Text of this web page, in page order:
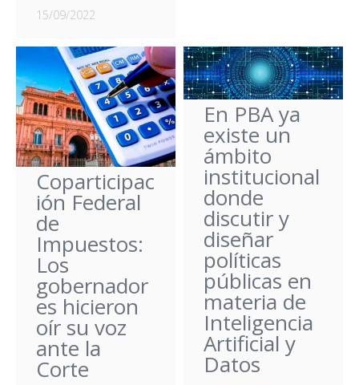
15/09/2022
Coparticipac
ión Federal
de
Impuestos:
Los
gobernador
es hicieron
oír su voz
ante la
Corte
En PBA ya
existe un
ámbito
institucional
donde
discutir y
diseñar
políticas
públicas en
materia de
Inteligencia
Artificial y
Datos